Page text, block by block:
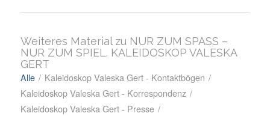
Weiteres Material zu NUR ZUM SPASS –
NUR ZUM SPIEL. KALEIDOSKOP VALESKA
GERT
Alle / Kaleidoskop Valeska Gert - Kontaktbögen /
Kaleidoskop Valeska Gert - Korrespondenz /
Kaleidoskop Valeska Gert - Presse /